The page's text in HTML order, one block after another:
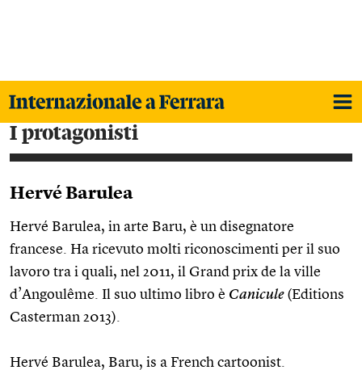
i protagonisti
Hervé Barulea
Hervé Barulea, in arte Baru, è un disegnatore
francese. Ha ricevuto molti riconoscimenti per il suo
lavoro tra i quali, nel 2011, il Grand prix de la ville
d’Angoul‪ê‬me. Il suo ultimo libro è Canicule(Editions
Casterman 2013).
Hervé Barulea, Baru, is a French cartoonist.